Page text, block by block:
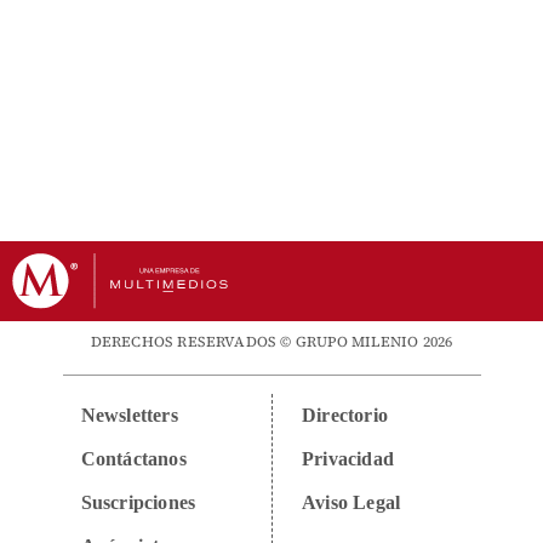
DERECHOS RESERVADOS © GRUPO MILENIO 2026
Newsletters
Contáctanos
Suscripciones
Directorio
Privacidad
Aviso Legal